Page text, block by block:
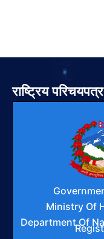
राष्ट्रिय परिचयपत्र